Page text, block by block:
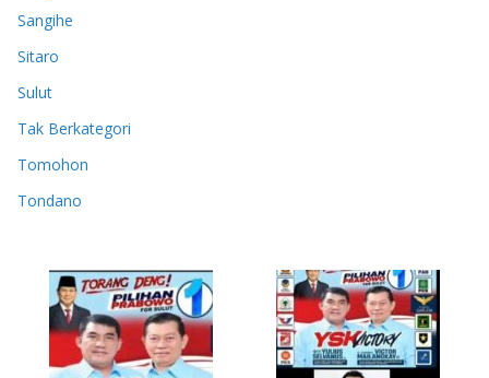
Sangihe
Sitaro
Sulut
Tak Berkategori
Tomohon
Tondano